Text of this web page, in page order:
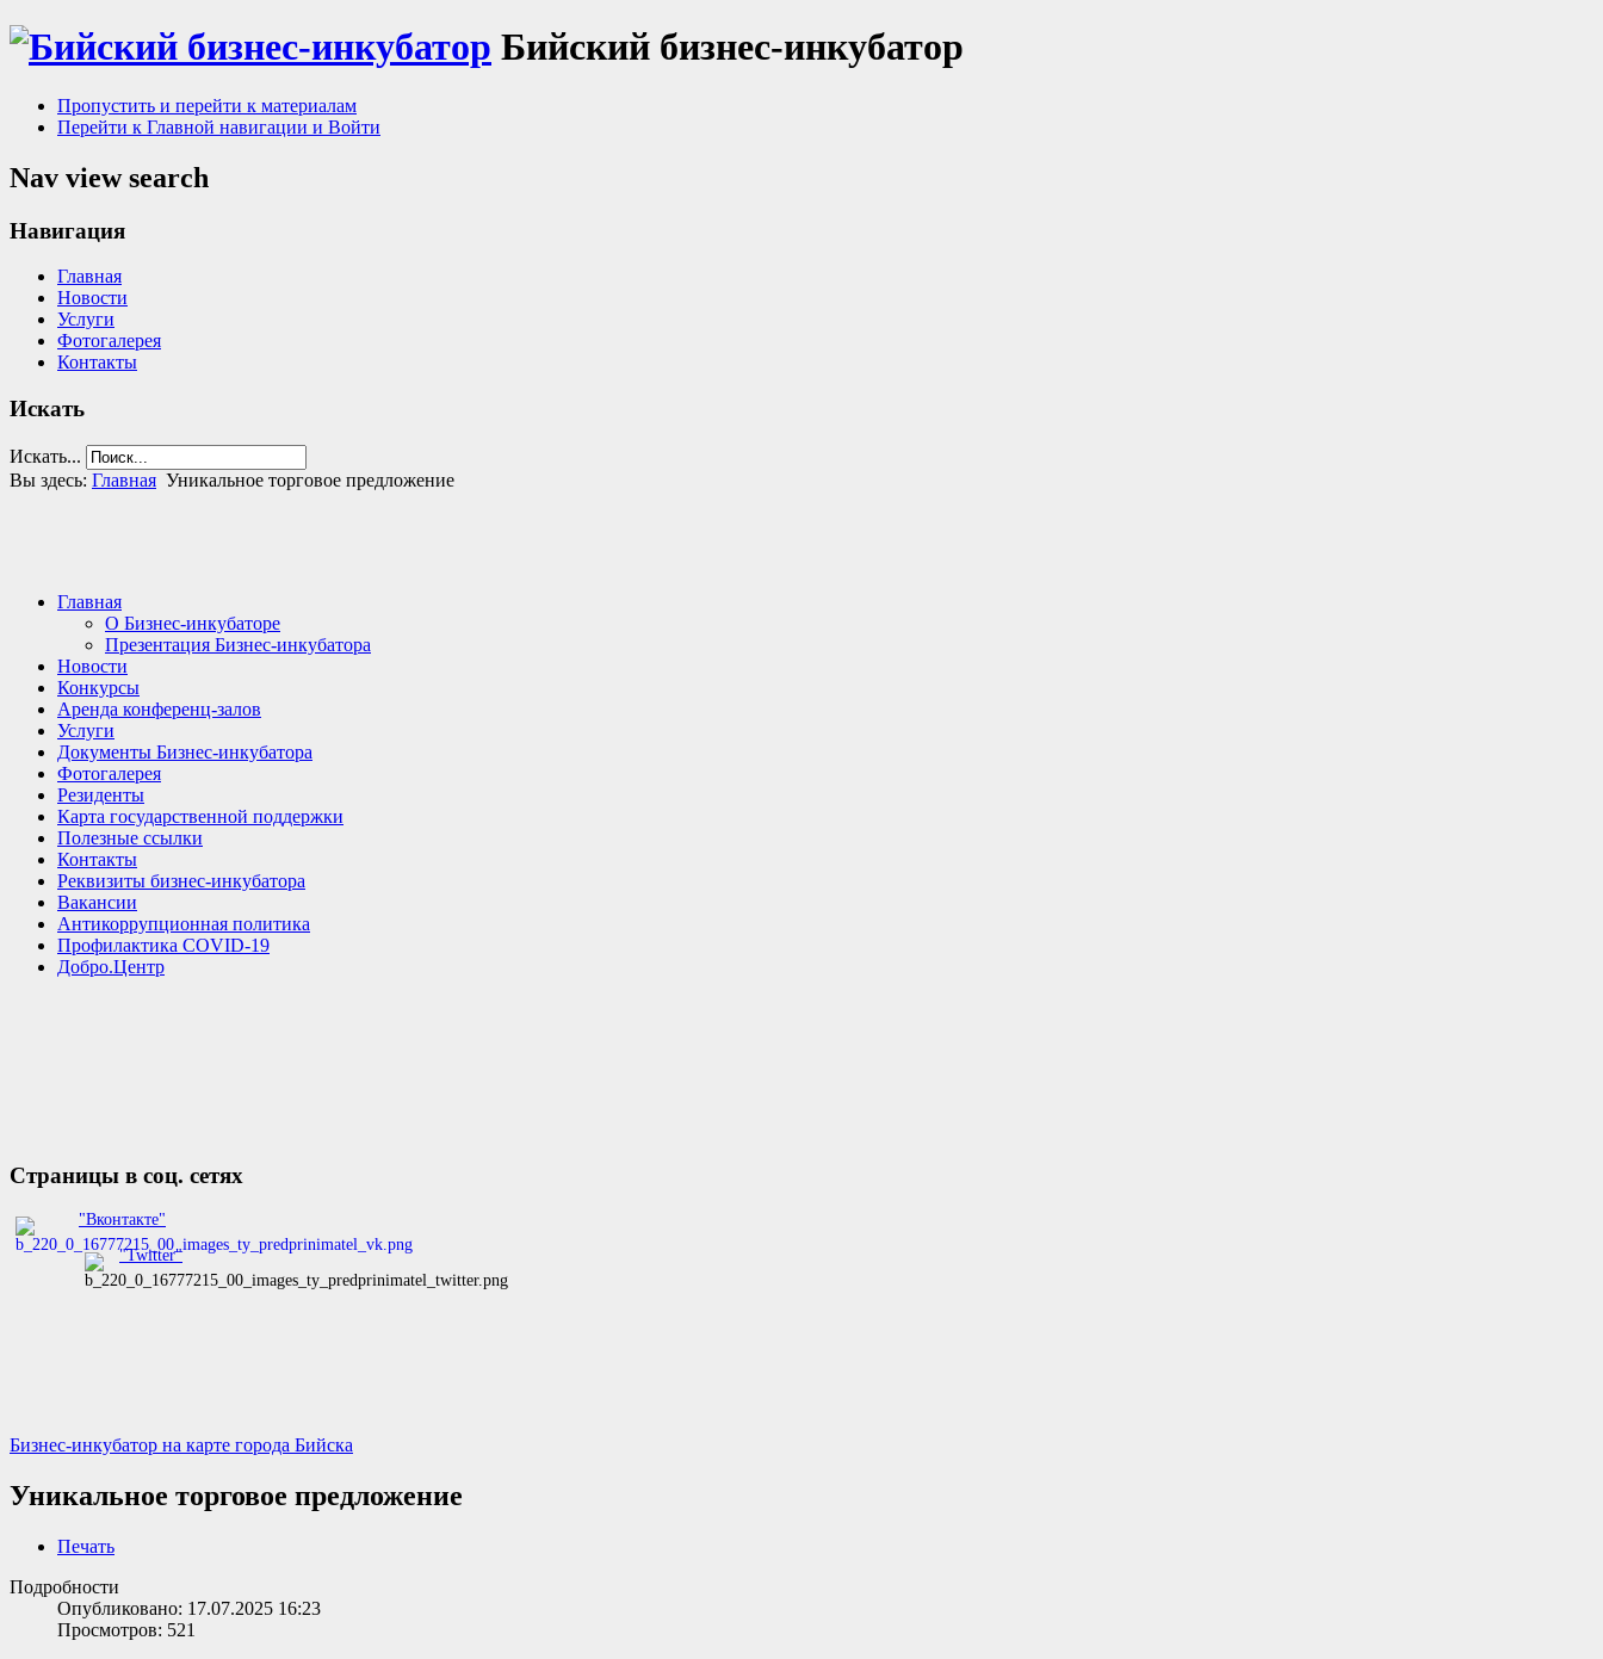
Бийский бизнес-инкубатор
Пропустить и перейти к материалам
Перейти к Главной навигации и Войти
Nav view search
Навигация
Главная
Новости
Услуги
Фотогалерея
Контакты
Искать
Искать...
Вы здесь: Главная Уникальное торговое предложение
Главная
О Бизнес-инкубаторе
Презентация Бизнес-инкубатора
Новости
Конкурсы
Аренда конференц-залов
Услуги
Документы Бизнес-инкубатора
Фотогалерея
Резиденты
Карта государственной поддержки
Полезные ссылки
Контакты
Реквизиты бизнес-инкубатора
Вакансии
Антикоррупционная политика
Профилактика COVID-19
Добро.Центр
Страницы в соц. сетях
"Вконтакте"
"Twitter"
Бизнес-инкубатор на карте города Бийска
Уникальное торговое предложение
Печать
Подробности
Опубликовано: 17.07.2025 16:23
Просмотров: 521